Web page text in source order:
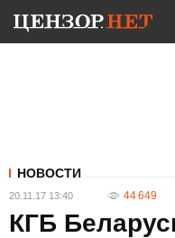
НОВОСТИ
20.11.17 13:40 44 649
КГБ